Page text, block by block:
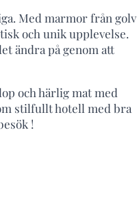
Med marmor från golv
och unik upplevelse.
ändra på genom att
och härlig mat med
stilfullt hotell med bra
!